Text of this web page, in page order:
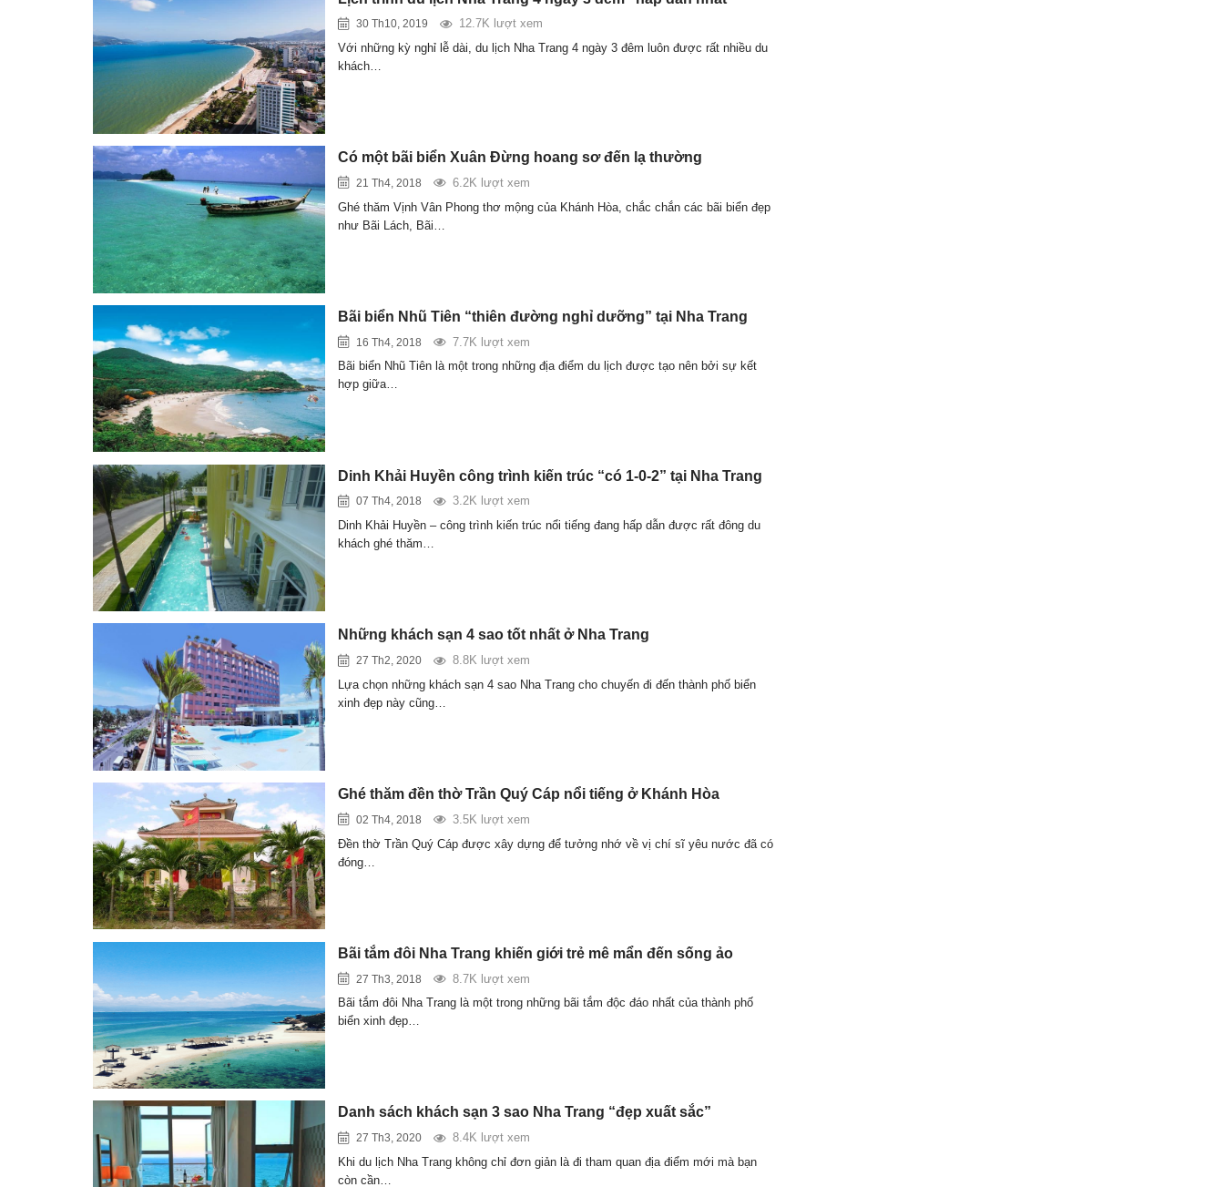
30 Th10, 2019
12.7K lượt xem
Với những kỳ nghỉ lễ dài, du lịch Nha Trang 4 ngày 3 đêm luôn được rất nhiều du
khách…
Có một bãi biển Xuân Đừng hoang sơ đến lạ thường
21 Th4, 2018
6.2K lượt xem
Ghé thăm Vịnh Vân Phong thơ mộng của Khánh Hòa, chắc chắn các bãi biển đẹp
như Bãi Lách, Bãi…
Bãi biển Nhũ Tiên “thiên đường nghỉ dưỡng” tại Nha Trang
16 Th4, 2018
7.7K lượt xem
Bãi biển Nhũ Tiên là một trong những địa điểm du lịch được tạo nên bởi sự kết
hợp giữa…
Dinh Khải Huyền công trình kiến trúc “có 1-0-2” tại Nha Trang
07 Th4, 2018
3.2K lượt xem
Dinh Khải Huyền – công trình kiến trúc nổi tiếng đang hấp dẫn được rất đông du
khách ghé thăm…
Những khách sạn 4 sao tốt nhất ở Nha Trang
27 Th2, 2020
8.8K lượt xem
Lựa chọn những khách sạn 4 sao Nha Trang cho chuyến đi đến thành phố biển
xinh đẹp này cũng…
Ghé thăm đền thờ Trần Quý Cáp nổi tiếng ở Khánh Hòa
02 Th4, 2018
3.5K lượt xem
Đền thờ Trần Quý Cáp được xây dựng để tưởng nhớ về vị chí sĩ yêu nước đã có
đóng…
Bãi tắm đôi Nha Trang khiến giới trẻ mê mẩn đến sống ảo
27 Th3, 2018
8.7K lượt xem
Bãi tắm đôi Nha Trang là một trong những bãi tắm độc đáo nhất của thành phố
biển xinh đẹp…
Danh sách khách sạn 3 sao Nha Trang “đẹp xuất sắc”
27 Th3, 2020
8.4K lượt xem
Khi du lịch Nha Trang không chỉ đơn giản là đi tham quan địa điểm mới mà bạn
còn cần…